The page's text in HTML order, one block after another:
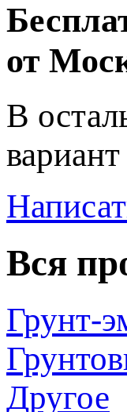
от
В
вариант
Вся
Грунт-
Другое